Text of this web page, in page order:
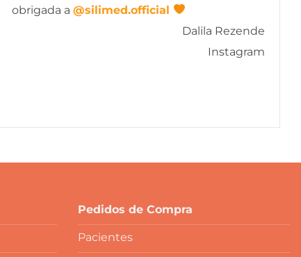
obrigada a@silimed.official
Dalila Rezende
Instagram
Pedidos de Compra
Pacientes